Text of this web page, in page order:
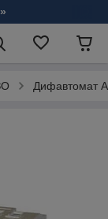
Дифавтомат